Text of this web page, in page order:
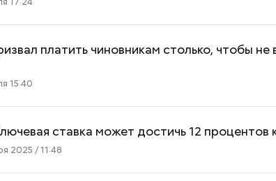
платить чиновникам столько, чтобы
15:40
ставка может достичь 12 процентов
2025 / 11:48
Меняя реакцию иммунной
системы: можно ли
излечиться от аллергии на